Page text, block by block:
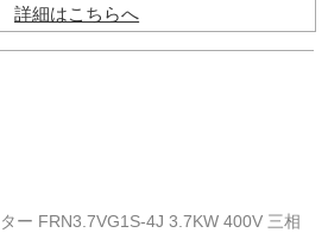
詳細はこちらへ
ー FRN3.7VG1S-4J 3.7KW 400V 三相